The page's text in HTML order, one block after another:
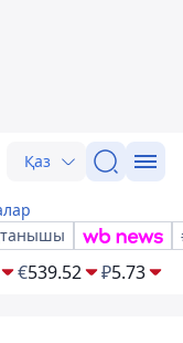
Қаз
€539.52 ₽5.73